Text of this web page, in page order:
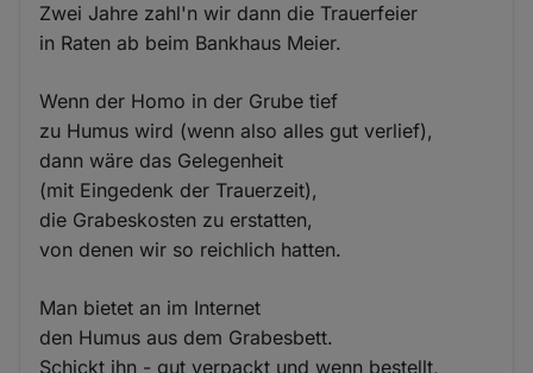
Zwei Jahre zahl'n wir dann die Trauerfeier
in Raten ab beim Bankhaus Meier.
Wenn der Homo in der Grube tief
zu Humus wird (wenn also alles gut verlief),
dann wäre das Gelegenheit
(mit Eingedenk der Trauerzeit),
die Grabeskosten zu erstatten,
von denen wir so reichlich hatten.
Man bietet an im Internet
den Humus aus dem Grabesbett.
Schickt ihn - gut verpackt und wenn bestellt,